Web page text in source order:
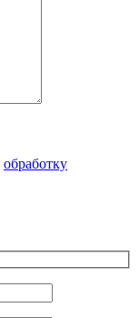
обработку